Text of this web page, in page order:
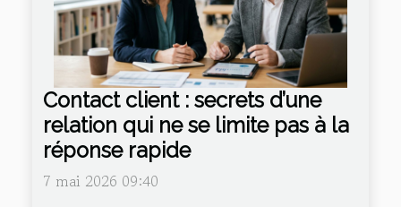
Contact client : secrets d’une
relation qui ne se limite pas à la
réponse rapide
7 mai 2026 09:40